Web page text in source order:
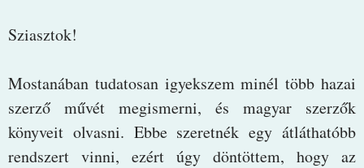
Sziasztok!
Mostanában tudatosan igyekszem minél több hazai
szerző művét megismerni, és magyar szerzők
könyveit olvasni. Ebbe szeretnék egy átláthatóbb
rendszert vinni, ezért úgy döntöttem, hogy az